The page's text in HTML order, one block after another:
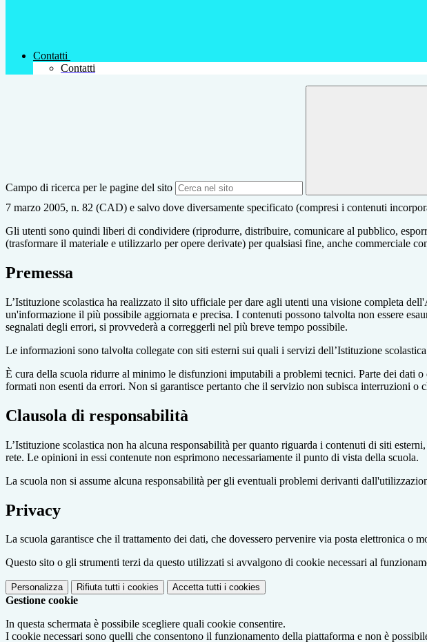
Contatti
Contatti
Campo di ricerca per le pagine del sito
7 marzo 2005, n. 82 (CAD) e salvo dove diversamente specificato (compresi i contenuti
Gli utenti sono quindi liberi di condividere (riprodurre, distribuire, comunicare al pubblico,
(trasformare il materiale e utilizzarlo per opere derivate) per qualsiasi fine, anche commerciale
Premessa
L’Istituzione scolastica ha realizzato il sito ufficiale per dare agli utenti una visione completa
un'informazione il più possibile aggiornata e precisa. I contenuti possono talvolta non essere
segnalati degli errori, si provvederà a correggerli nel più breve tempo possibile.
Le informazioni sono talvolta collegate con siti esterni sui quali i servizi dell’Istituzione
È cura della scuola ridurre al minimo le disfunzioni imputabili a problemi tecnici. Parte dei dati
formati non esenti da errori. Non si garantisce pertanto che il servizio non subisca interruzioni
Clausola di responsabilità
L’Istituzione scolastica non ha alcuna responsabilità per quanto riguarda i contenuti di siti
rete. Le opinioni in essi contenute non esprimono necessariamente il punto di vista della scuola.
La scuola non si assume alcuna responsabilità per gli eventuali problemi derivanti
Privacy
La scuola garantisce che il trattamento dei dati, che dovessero pervenire via posta elettronica
Questo sito o gli strumenti terzi da questo utilizzati si avvalgono di cookie necessari al
Personalizza Rifiuta tutti i cookies Accetta tutti i cookies
Gestione cookie
In questa schermata è possibile scegliere quali cookie consentire.
I cookie necessari sono quelli che consentono il funzionamento della piattaforma e non è